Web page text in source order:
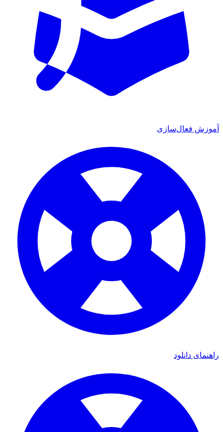
آموزش فعال‌سازی
راهنمای دانلود